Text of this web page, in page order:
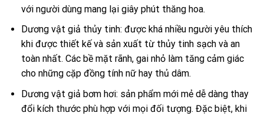
với người dùng mang lại giây phút thăng hoa.
Dương vật giả thủy tinh: được khá nhiều người yêu thích
khi được thiết kế và sản xuất từ thủy tinh sạch và an
toàn nhất. Các bề mặt rãnh, gai nhỏ làm tăng cảm giác
cho những cặp đồng tính nữ hay thủ dâm.
Dương vật giả bơm hơi: sản phẩm mới mẻ dễ dàng thay
đổi kích thước phù hợp với mọi đối tượng. Đặc biệt, khi